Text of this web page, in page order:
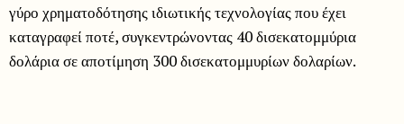
γύρο χρηματοδότησης ιδιωτικής τεχνολογίας που έχει
καταγραφεί ποτέ, συγκεντρώνοντας 40 δισεκατομμύρια
δολάρια σε αποτίμηση 300 δισεκατομμυρίων δολαρίων.